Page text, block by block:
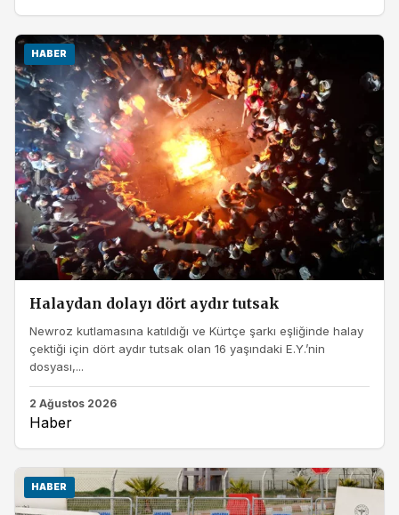
HABER
Halaydan dolayı dört aydır tutsak
Newroz kutlamasına katıldığı ve Kürtçe şarkı eşliğinde halay
çektiği için dört aydır tutsak olan 16 yaşındaki E.Y.’nin
dosyası,...
2 Ağustos 2026
Haber
HABER